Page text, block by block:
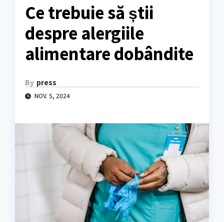
Ce trebuie să știi
despre alergiile
alimentare dobândite
By press
NOV. 5, 2024